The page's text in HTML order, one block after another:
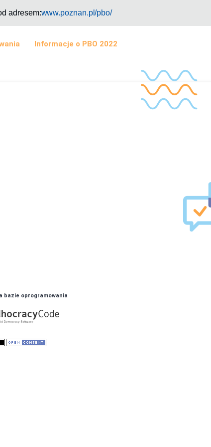
adresem:www.poznan.pl/pbo/
Informacje o PBO 2022
bazie oprogramowania